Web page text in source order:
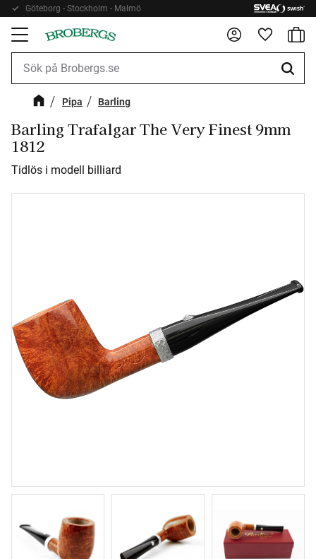
Meny
Göteborg - Stockholm - Malmö
Pipa Barling
Barling Trafalgar The Very Finest 9mm
1812
Tidlös i modell billiard